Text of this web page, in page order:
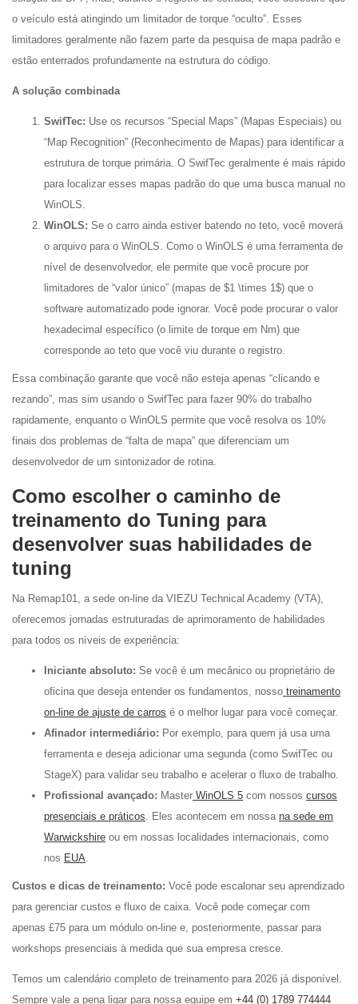
o veículo está atingindo um limitador de torque “oculto”. Esses
limitadores geralmente não fazem parte da pesquisa de mapa padrão e
estão enterrados profundamente na estrutura do código.
A solução combinada
SwifTec: Use os recursos “Special Maps” (Mapas Especiais) ou
“Map Recognition” (Reconhecimento de Mapas) para identificar a
estrutura de torque primária. O SwifTec geralmente é mais rápido
para localizar esses mapas padrão do que uma busca manual no
WinOLS.
WinOLS: Se o carro ainda estiver batendo no teto, você moverá
o arquivo para o WinOLS. Como o WinOLS é uma ferramenta de
nível de desenvolvedor, ele permite que você procure por
limitadores de “valor único” (mapas de $1 \times 1$) que o
software automatizado pode ignorar. Você pode procurar o valor
hexadecimal específico (o limite de torque em Nm) que
corresponde ao teto que você viu durante o registro.
Essa combinação garante que você não esteja apenas “clicando e
rezando”, mas sim usando o SwifTec para fazer 90% do trabalho
rapidamente, enquanto o WinOLS permite que você resolva os 10%
finais dos problemas de “falta de mapa” que diferenciam um
desenvolvedor de um sintonizador de rotina.
Como escolher o caminho de
treinamento do Tuning para
desenvolver suas habilidades de
tuning
Na Remap101, a sede on-line da VIEZU Technical Academy (VTA),
oferecemos jornadas estruturadas de aprimoramento de habilidades
para todos os níveis de experiência:
Iniciante absoluto: Se você é um mecânico ou proprietário de
oficina que deseja entender os fundamentos, nosso treinamento
on-line de ajuste de carros é o melhor lugar para você começar.
Afinador intermediário: Por exemplo, para quem já usa uma
ferramenta e deseja adicionar uma segunda (como SwifTec ou
StageX) para validar seu trabalho e acelerar o fluxo de trabalho.
Profissional avançado: Master WinOLS 5 com nossos cursos
presenciais e práticos. Eles acontecem em nossa na sede em
Warwickshire ou em nossas localidades internacionais, como
nos EUA.
Custos e dicas de treinamento: Você pode escalonar seu aprendizado
para gerenciar custos e fluxo de caixa. Você pode começar com
apenas £75 para um módulo on-line e, posteriormente, passar para
workshops presenciais à medida que sua empresa cresce.
Temos um calendário completo de treinamento para 2026 já disponível.
Sempre vale a pena ligar para nossa equipe em +44 (0) 1789 774444